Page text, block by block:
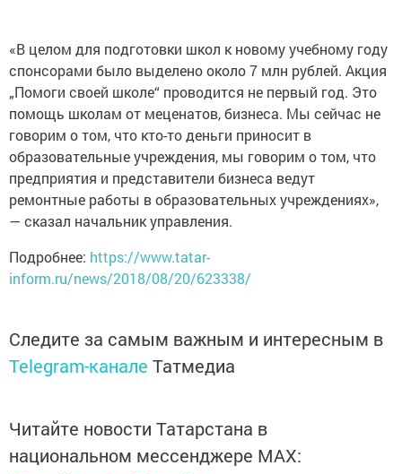
«В целом для подготовки школ к новому учебному году
спонсорами было выделено около 7 млн рублей. Акция
„Помоги своей школе“ проводится не первый год. Это
помощь школам от меценатов, бизнеса. Мы сейчас не
говорим о том, что кто-то деньги приносит в
образовательные учреждения, мы говорим о том, что
предприятия и представители бизнеса ведут
ремонтные работы в образовательных учреждениях»,
— сказал начальник управления.
Подробнее: https://www.tatar-
inform.ru/news/2018/08/20/623338/
Следите за самым важным и интересным в
Telegram-канале Татмедиа
Читайте новости Татарстана в
национальном мессенджере MАХ: